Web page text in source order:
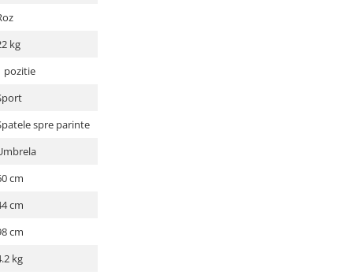
kg
pozitie
spre parinte
cm
cm
cm
kg